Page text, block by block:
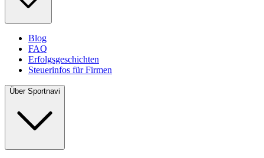
Blog
FAQ
Erfolgsgeschichten
Steuerinfos für Firmen
Über Sportnavi